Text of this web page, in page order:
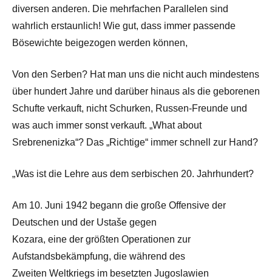
diversen anderen. Die mehrfachen Parallelen sind
wahrlich erstaunlich! Wie gut, dass immer passende
Bösewichte beigezogen werden können,
Von den Serben? Hat man uns die nicht auch mindestens
über hundert Jahre und darüber hinaus als die geborenen
Schufte verkauft, nicht Schurken, Russen-Freunde und
was auch immer sonst verkauft. „What about
Srebrenenizka“? Das „Richtige“ immer schnell zur Hand?
„Was ist die Lehre aus dem serbischen 20. Jahrhundert?
Am 10. Juni 1942 begann die große Offensive der
Deutschen und der Ustaše gegen
Kozara, eine der größten Operationen zur
Aufstandsbekämpfung, die während des
Zweiten Weltkriegs im besetzten Jugoslawien